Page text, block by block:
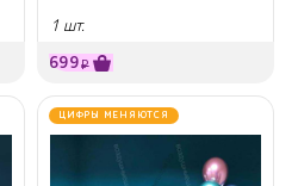
1 шт.
699₽
ЦИФРЫ МЕНЯЮТСЯ